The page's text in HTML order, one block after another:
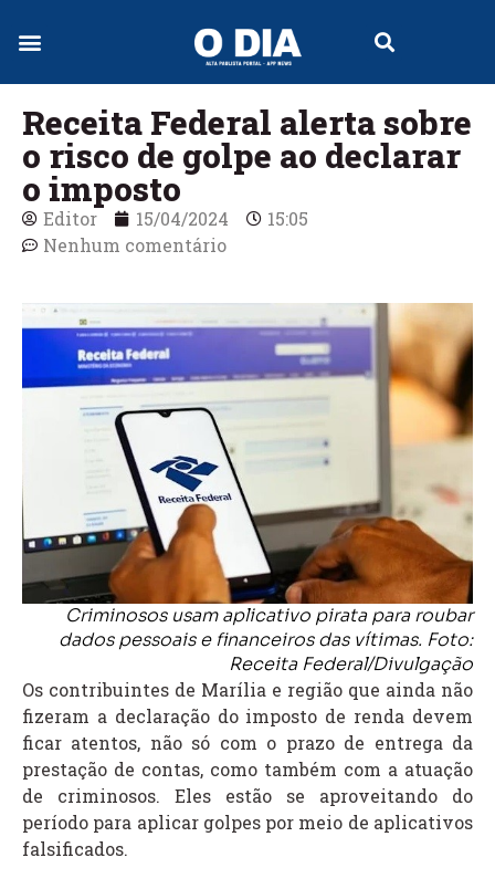
Receita Federal alerta sobre
o risco de golpe ao declarar
o imposto
Editor 15/04/2024
15:05
Nenhum comentário
Criminosos usam aplicativo pirata para roubar
dados pessoais e financeiros das vítimas. Foto:
Receita Federal/Divulgação
Os contribuintes de Marília e região que ainda não
fizeram a declaração do imposto de renda devem
ficar atentos, não só com o prazo de entrega da
prestação de contas, como também com a atuação
de criminosos. Eles estão se aproveitando do
período para aplicar golpes por meio de aplicativos
falsificados.